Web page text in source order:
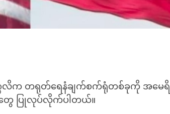
ဂလိက တရုတ်ရေနံချက်စက်ရုံတစ်ခုကို အမေရိ
ေ ပြုလုပ်လိုက်ပါတယ်။